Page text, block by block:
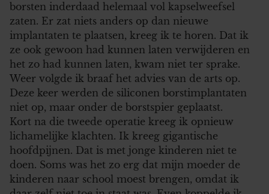
borsten inderdaad helemaal vol kapselweefsel
zaten. Er zat niets anders op dan nieuwe
implantaten te plaatsen, kreeg ik te horen. Dat ik
ze ook gewoon had kunnen laten verwijderen en
het zo had kunnen laten, kwam niet ter sprake.
Weer volgde ik braaf het advies van de arts op.
Deze keer werden de siliconen borstimplantaten
niet op, maar onder de borstspier geplaatst.
Kort na die tweede operatie kreeg ik opnieuw
lichamelijke klachten. Ik kreeg gigantische
hoofdpijnen. Dat is met jonge kinderen niet te
doen. Soms was het zo erg dat mijn moeder de
kinderen naar school moest brengen, omdat ik